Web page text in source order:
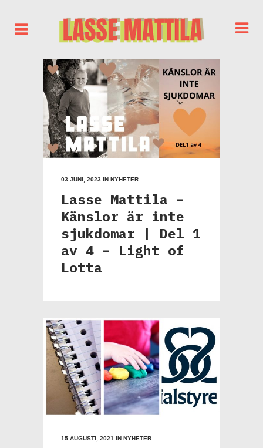
03 JUNI, 2023 IN NYHETER
Lasse Mattila –
Känslor är inte
sjukdomar | Del 1
av 4 – Light of
Lotta
15 AUGUSTI, 2021 IN NYHETER